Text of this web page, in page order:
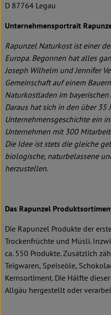
D 87764 Legau
Unternehmensportrait
Rapunzel Naturkost ist einer
Europa. Begonnen hat alles
Joseph Wilhelm und Jennifer
Gemeinschaft auf einem
Naturkostladen im bayerischen
Daraus hat sich in den über 35
Unternehmensgeschichte ein
Unternehmen mit 300
Die Idee ist stets die gleiche
biologische, naturbelassene
herzustellen.
Das Rapunzel
Die Rapunzel Produkte der
Trockenfrüchte und Müsli.
ca. 550 Produkte. Zusätzlich
Teigwaren, Speiseöle,
Kernsortiment. Die Hälfte
Allgäu hergestellt oder